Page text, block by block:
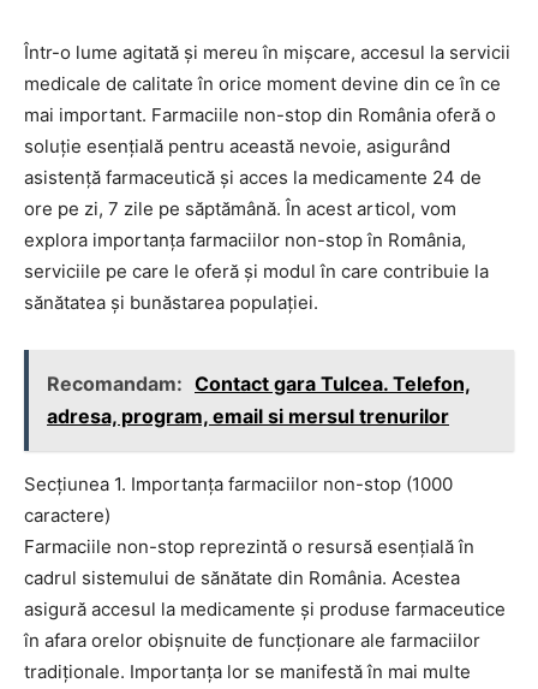
Într-o lume agitată și mereu în mișcare, accesul la servicii
medicale de calitate în orice moment devine din ce în ce
mai important. Farmaciile non-stop din România oferă o
soluție esențială pentru această nevoie, asigurând
asistență farmaceutică și acces la medicamente 24 de
ore pe zi, 7 zile pe săptămână. În acest articol, vom
explora importanța farmaciilor non-stop în România,
serviciile pe care le oferă și modul în care contribuie la
sănătatea și bunăstarea populației.
Recomandam: Contact gara Tulcea. Telefon,
adresa, program, email si mersul trenurilor
Secțiunea 1. Importanța farmaciilor non-stop (1000
caractere)
Farmaciile non-stop reprezintă o resursă esențială în
cadrul sistemului de sănătate din România. Acestea
asigură accesul la medicamente și produse farmaceutice
în afara orelor obișnuite de funcționare ale farmaciilor
tradiționale. Importanța lor se manifestă în mai multe